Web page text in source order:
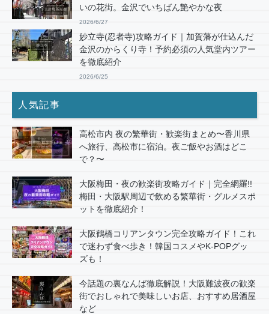
いの花街。金沢でいちばん艶やかな夜
2026/6/27
妙立寺(忍者寺)攻略ガイド｜加賀藩が仕込んだ
金沢のからくり寺！予約必須の人気堂内ツアー
を徹底紹介
2026/6/25
人気記事
高松市内 夜の繁華街・歓楽街まとめ〜香川県
へ旅行、高松市に宿泊。夜ご飯やお酒はどこ
で？〜
大阪梅田・夜の歓楽街攻略ガイド｜完全網羅!!
梅田・大阪駅周辺で飲める繁華街・グルメスポ
ットを徹底紹介！
大阪鶴橋コリアンタウン完全攻略ガイド！これ
で迷わず食べ歩き！韓国コスメやK-POPグッ
ズも！
今話題の裏なんば徹底解説！大阪難波夜の歓楽
街でおしゃれで美味しいお店、おすすめ居酒屋
など